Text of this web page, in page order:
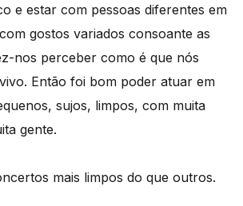
e estar com pessoas diferentes em
gostos variados consoante as
nos perceber como é que nós
Então foi bom poder atuar em
sujos, limpos, com muita
gente.
mais limpos do que outros.